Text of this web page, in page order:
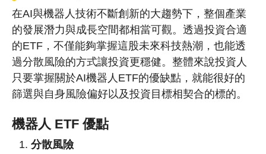
在AI與機器人技術不斷創新的大趨勢下，整個產業
的發展潛力與成長空間都相當可觀。透過投資合適
的ETF，不僅能夠掌握這股未來科技熱潮，也能透
過分散風險的方式讓投資更穩健。整體來說投資人
只要掌握關於AI機器人ETF的優缺點，就能很好的
篩選與自身風險偏好以及投資目標相契合的標的。
機器人 ETF 優點
分散風險